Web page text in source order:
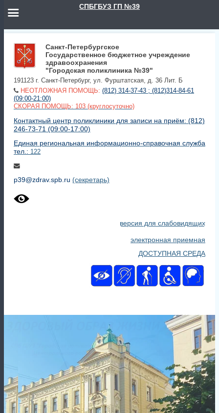
Санкт-Петербургское
Государственное бюджетное учреждение
здравоохранения
"Городская поликлиника №39"
191123 г. Санкт-Петербург, ул. Фурштатская, д. 36 Лит. Б
НЕОТЛОЖНАЯ ПОМОЩЬ: (812) 314-37-43 ; (812)314-84-61
(09:00-21:00)
СКОРАЯ ПОМОЩЬ: 103 (круглосуточно)
Контактный центр поликлиники для записи на приём: (812)
246-73-71 (09:00-17:00)
Единая региональная информационно-справочная служба
тел.: 122
p39@zdrav.spb.ru (секретарь)
версия для слабовидящих
электронная приемная
ДОСТУПНАЯ СРЕДА
СПБГБУЗ ГП №39